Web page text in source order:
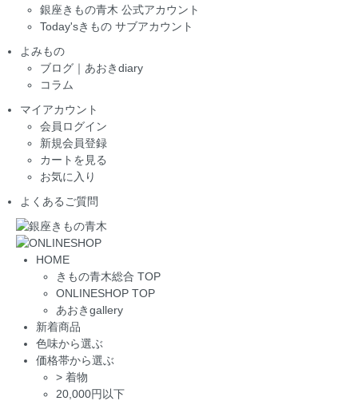
銀座きもの青木 公式アカウント
Today'sきもの サブアカウント
よみもの
ブログ｜あおきdiary
コラム
マイアカウント
会員ログイン
新規会員登録
カートを見る
お気に入り
よくあるご質問
HOME
きもの青木総合 TOP
ONLINESHOP TOP
あおきgallery
新着商品
色味から選ぶ
価格帯から選ぶ
> 着物
20,000円以下